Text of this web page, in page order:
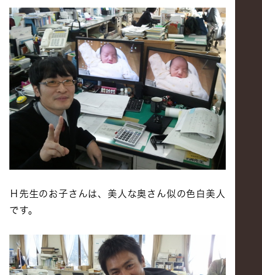
Ｈ先生のお子さんは、美人な奥さん似の色白美人
です。